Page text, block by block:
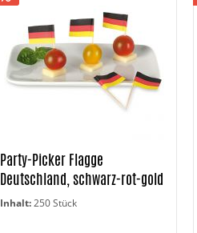
Party-Picker Flagge
Deutschland, schwarz-rot-gold
Inhalt:250 Stück